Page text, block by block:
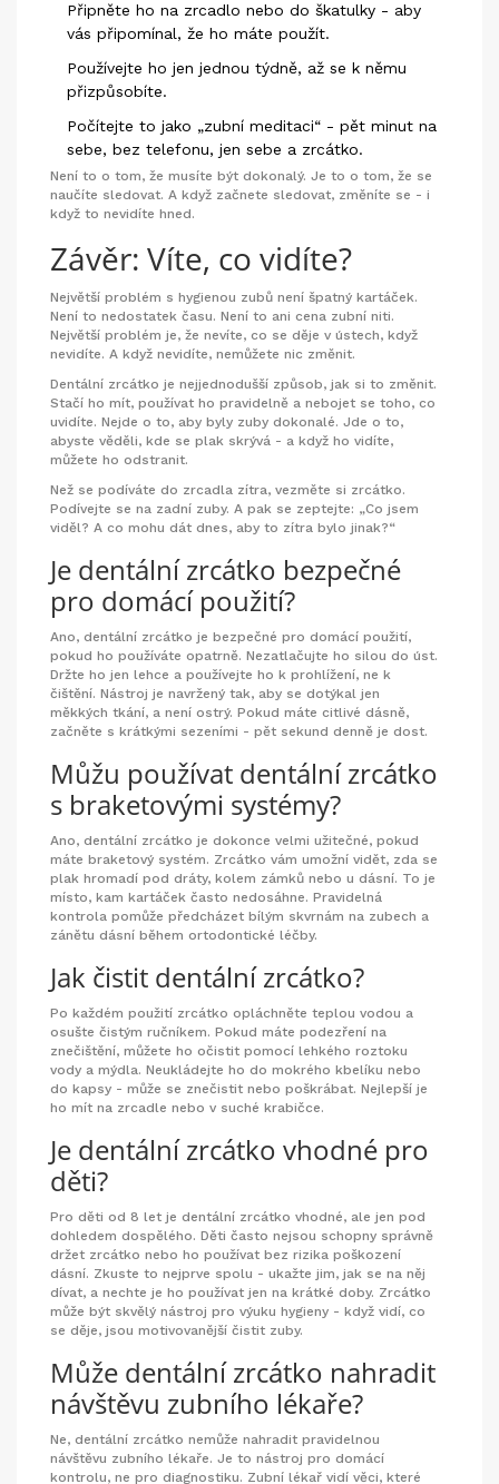
Připněte ho na zrcadlo nebo do škatulky - aby
vás připomínal, že ho máte použít.
Používejte ho jen jednou týdně, až se k němu
přizpůsobíte.
Počítejte to jako „zubní meditaci“ - pět minut na
sebe, bez telefonu, jen sebe a zrcátko.
Není to o tom, že musíte být dokonalý. Je to o tom, že se
naučíte sledovat. A když začnete sledovat, změníte se - i
když to nevidíte hned.
Závěr: Víte, co vidíte?
Největší problém s hygienou zubů není špatný kartáček.
Není to nedostatek času. Není to ani cena zubní niti.
Největší problém je, že nevíte, co se děje v ústech, když
nevidíte. A když nevidíte, nemůžete nic změnit.
Dentální zrcátko je nejjednodušší způsob, jak si to změnit.
Stačí ho mít, používat ho pravidelně a nebojet se toho, co
uvidíte. Nejde o to, aby byly zuby dokonalé. Jde o to,
abyste věděli, kde se plak skrývá - a když ho vidíte,
můžete ho odstranit.
Než se podíváte do zrcadla zítra, vezměte si zrcátko.
Podívejte se na zadní zuby. A pak se zeptejte: „Co jsem
viděl? A co mohu dát dnes, aby to zítra bylo jinak?“
Je dentální zrcátko bezpečné
pro domácí použití?
Ano, dentální zrcátko je bezpečné pro domácí použití,
pokud ho používáte opatrně. Nezatlačujte ho silou do úst.
Držte ho jen lehce a používejte ho k prohlížení, ne k
čištění. Nástroj je navržený tak, aby se dotýkal jen
měkkých tkání, a není ostrý. Pokud máte citlivé dásně,
začněte s krátkými sezeními - pět sekund denně je dost.
Můžu používat dentální zrcátko
s braketovými systémy?
Ano, dentální zrcátko je dokonce velmi užitečné, pokud
máte braketový systém. Zrcátko vám umožní vidět, zda se
plak hromadí pod dráty, kolem zámků nebo u dásní. To je
místo, kam kartáček často nedosáhne. Pravidelná
kontrola pomůže předcházet bílým skvrnám na zubech a
zánětu dásní během ortodontické léčby.
Jak čistit dentální zrcátko?
Po každém použití zrcátko opláchněte teplou vodou a
osušte čistým ručníkem. Pokud máte podezření na
znečištění, můžete ho očistit pomocí lehkého roztoku
vody a mýdla. Neukládejte ho do mokrého kbelíku nebo
do kapsy - může se znečistit nebo poškrábat. Nejlepší je
ho mít na zrcadle nebo v suché krabičce.
Je dentální zrcátko vhodné pro
děti?
Pro děti od 8 let je dentální zrcátko vhodné, ale jen pod
dohledem dospělého. Děti často nejsou schopny správně
držet zrcátko nebo ho používat bez rizika poškození
dásní. Zkuste to nejprve spolu - ukažte jim, jak se na něj
dívat, a nechte je ho používat jen na krátké doby. Zrcátko
může být skvělý nástroj pro výuku hygieny - když vidí, co
se děje, jsou motivovanější čistit zuby.
Může dentální zrcátko nahradit
návštěvu zubního lékaře?
Ne, dentální zrcátko nemůže nahradit pravidelnou
návštěvu zubního lékaře. Je to nástroj pro domácí
kontrolu, ne pro diagnostiku. Zubní lékař vidí věci, které